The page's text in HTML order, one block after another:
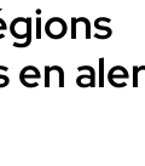
en